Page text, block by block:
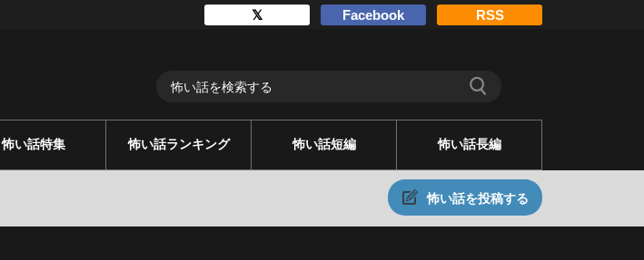
𝕏 Facebook RSS
怖い話特集 怖い話ランキング 怖い話短編 怖い話長編
怖い話を投稿する